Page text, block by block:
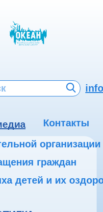
Контакты
организации
граждан
детей и их